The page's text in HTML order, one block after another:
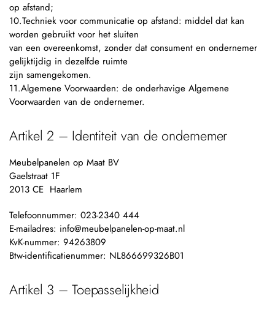
op afstand;
10.Techniek voor communicatie op afstand: middel dat kan
worden gebruikt voor het sluiten
van een overeenkomst, zonder dat consument en ondernemer
gelijktijdig in dezelfde ruimte
zijn samengekomen.
11.Algemene Voorwaarden: de onderhavige Algemene
Voorwaarden van de ondernemer.
Artikel 2 – Identiteit van de ondernemer
Meubelpanelen op Maat BV
Gaelstraat 1F
2013 CE Haarlem
Telefoonnummer: 023-2340 444
E-mailadres: info@meubelpanelen-op-maat.nl
KvK-nummer: 94263809
Btw-identificatienummer: NL866699326B01
Artikel 3 – Toepasselijkheid